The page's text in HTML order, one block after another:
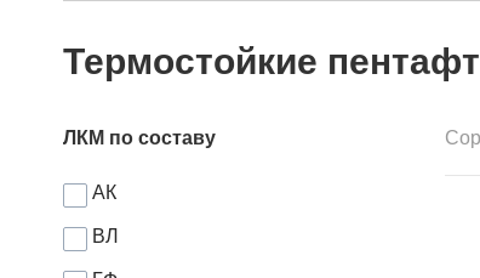
Термостойкие
ЛКМ по составу
АК
ВЛ